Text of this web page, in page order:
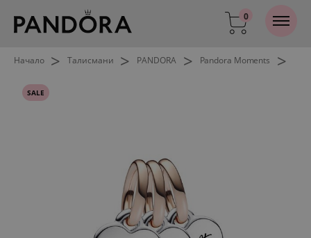
0
Начало > Талисмани > PANDORA > Pandora Moments >
SALE